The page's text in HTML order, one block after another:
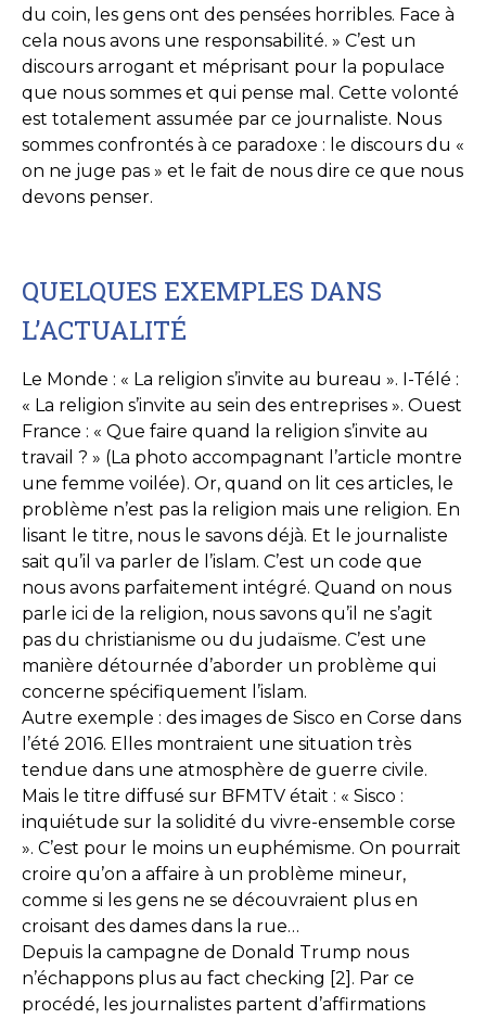
du coin, les gens ont des pensées horribles. Face à
cela nous avons une responsabilité. » C’est un
discours arrogant et méprisant pour la populace
que nous sommes et qui pense mal. Cette volonté
est totalement assumée par ce journaliste. Nous
sommes confrontés à ce paradoxe : le discours du «
on ne juge pas » et le fait de nous dire ce que nous
devons penser.
QUELQUES EXEMPLES DANS
L’ACTUALITÉ
Le Monde : « La religion s’invite au bureau ». I-Télé :
« La religion s’invite au sein des entreprises ». Ouest
France : « Que faire quand la religion s’invite au
travail ? » (La photo accompagnant l’article montre
une femme voilée). Or, quand on lit ces articles, le
problème n’est pas la religion mais une religion. En
lisant le titre, nous le savons déjà. Et le journaliste
sait qu’il va parler de l’islam. C’est un code que
nous avons parfaitement intégré. Quand on nous
parle ici de la religion, nous savons qu’il ne s’agit
pas du christianisme ou du judaïsme. C’est une
manière détournée d’aborder un problème qui
concerne spécifiquement l’islam.
Autre exemple : des images de Sisco en Corse dans
l’été 2016. Elles montraient une situation très
tendue dans une atmosphère de guerre civile.
Mais le titre diffusé sur BFMTV était : « Sisco :
inquiétude sur la solidité du vivre-ensemble corse
». C’est pour le moins un euphémisme. On pourrait
croire qu’on a affaire à un problème mineur,
comme si les gens ne se découvraient plus en
croisant des dames dans la rue…
Depuis la campagne de Donald Trump nous
n’échappons plus au fact checking [2]. Par ce
procédé, les journalistes partent d’affirmations